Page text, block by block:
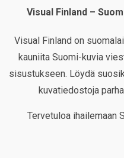
Visual Finland –
Visual Finland on
kauniita Suomi-kuvia
sisustukseen. Löydä
kuvatiedostoja
Tervetuloa ihailemaan